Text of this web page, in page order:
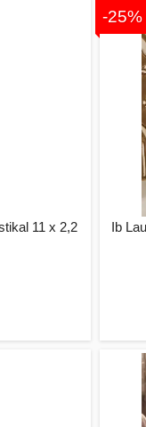
11 x 2,2
-25%
Ib